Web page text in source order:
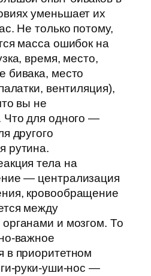
уменьшает их
Не только потому,
масса ошибок на
время, место,
бивака, место
вентиляция),
вы не
Что для одного —
другого
рутина.
тела на
— централизация
кровообращение
между
и мозгом. То
важное
в приоритетном
руки-уши-нос —